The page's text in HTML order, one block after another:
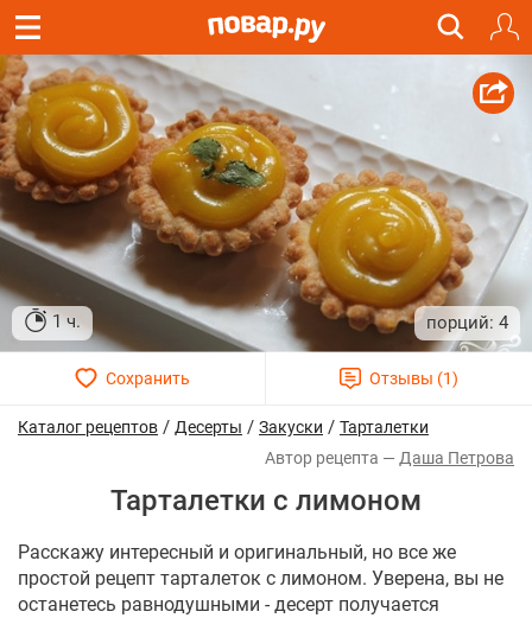
1 ч. 4
Каталог рецептов / Десерты / Закуски / Тарталетки
Даша Петрова
Тарталетки с лимоном
Расскажу интересный и оригинальный, но все же
простой рецепт тарталеток с лимоном. Уверена, вы не
останетесь равнодушными - десерт получается